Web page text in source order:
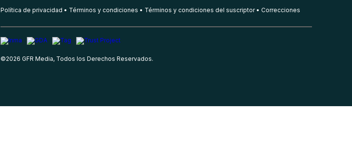
Política de privacidad Términos y condiciones Términos y condiciones del suscriptor Correcciones
©2026 GFR Media, Todos los Derechos Reservados.